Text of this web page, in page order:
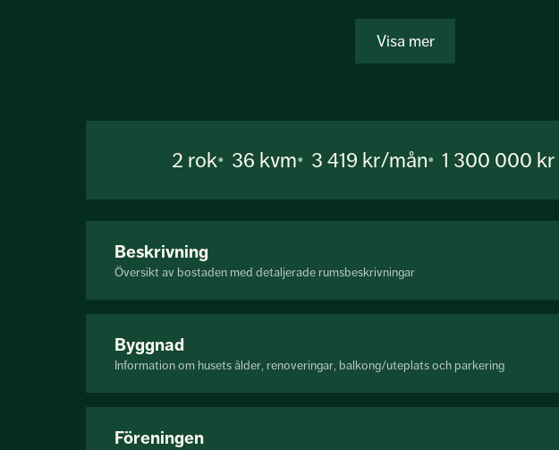
Visa mer
2 rok 36 kvm 3 419 kr/mån 1 300 000 kr
Beskrivning
Översikt av bostaden med detaljerade rumsbeskrivningar
Byggnad
Information om husets ålder, renoveringar, balkong/uteplats och parkering
Föreningen